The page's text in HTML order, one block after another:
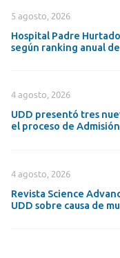
5 agosto, 2026
Hospital Padre
según ranking anual
4 agosto, 2026
UDD presentó tres
el proceso de
4 agosto, 2026
Revista Science
UDD sobre causa de